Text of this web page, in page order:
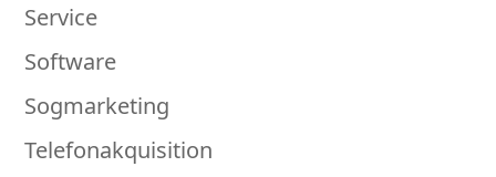
Service
Software
Sogmarketing
Telefonakquisition